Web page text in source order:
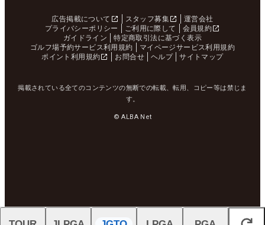
広告掲載について スタッフ募集
運営会社
プライバシーポリシー
ご利用に際して
会員規約
ガイドライン
特定商取引法に基づく表示
ゴルフ場予約サービス利用規約
マイページサービス利用規約
ポイント利用規約
お問合せ ヘルプ サイトマップ
掲載されている全てのコンテンツの無断での転載、転用、コピー等は禁じま
す。
© ALBA Net